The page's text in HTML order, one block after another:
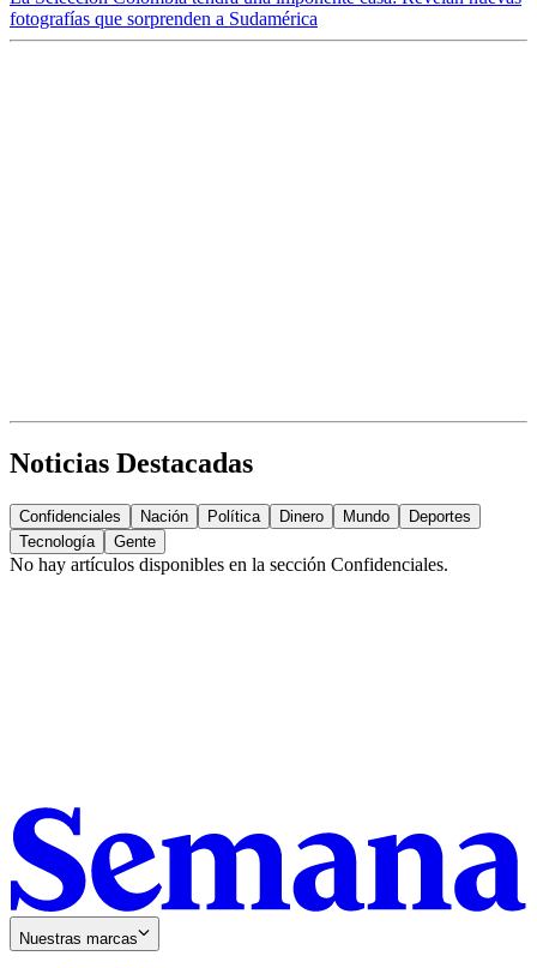
fotografías que sorprenden a Sudamérica
Noticias Destacadas
Confidenciales Nación Política Dinero Mundo
Deportes
Tecnología
Gente
No hay artículos disponibles en la sección Confidenciales.
Nuestras marcas